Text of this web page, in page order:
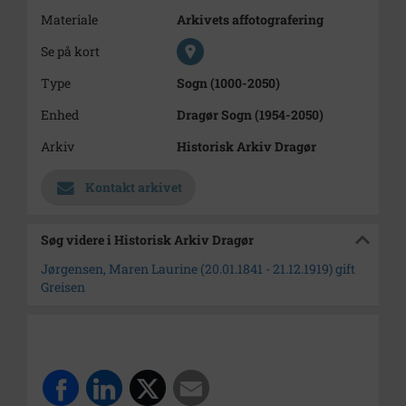
Materiale
Arkivets affotografering
Se på kort
Type
Sogn (1000-2050)
Enhed
Dragør Sogn (1954-2050)
Arkiv
Historisk Arkiv Dragør
Kontakt arkivet
Søg videre i Historisk Arkiv Dragør
Jørgensen, Maren Laurine (20.01.1841 - 21.12.1919) gift
Greisen